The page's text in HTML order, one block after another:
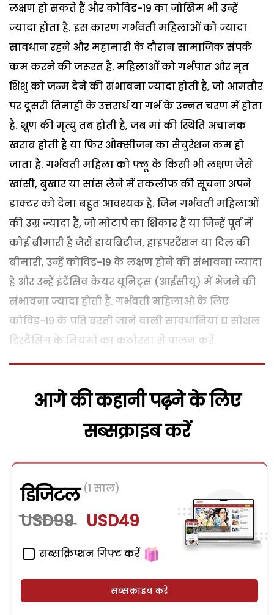
लक्षण हो सकते हैं और कोविड-19 का जोखिम भी उन्हें
ज्यादा होता है. इस कारण गर्भवती महिलाओं को ज्यादा
सावधान रहने और महामारी के दौरान सामाजिक संपर्क
कम करने की जरूरत है. महिलाओं को गर्भपात और मृत
शिशु को जन्म देने की संभावना ज्यादा होती है, जो आमतौर
पर दूसरी तिमाही के उत्तरार्ध या गर्भ के उन्नत चरण में होता
है. भ्रूण की मृत्यु तब होती है, जब मां की स्थिति अचानक
खराब होती है या फिर औक्सीजन का सैचुरेशन कम हो
जाता है. गर्भवती महिला को फ्लू के किसी भी लक्षण जैसे
खांसी, बुखार या सांस लेने में तकलीफ की सूचना अपने
डाक्टर को देना बहुत आवश्यक है. जिन गर्भवती महिलाओं
की उम्र ज्यादा है, जो मोटापे का शिकार हैं या जिन्हें पूर्व में
कोई बीमारी है जैसे डायबिटीज, हाइपरटैंशन या दिल की
बीमारी, उन्हें कोविड-19 के लक्षण होने की संभावना ज्यादा
है और उन्हें इंटैंसिव केयर यूनिट्स (आईसीयू) में भेजने की
संभावना ज्यादा होती है. गर्भवती महिलाओं के लिए
कोविड-19 के प्रति बरती जाने वाली सावधानियां द्य सोशल
डिस्टैंसिंग के नियमों का कठोरता से पालन करें.
आगे की कहानी पढ़ने के लिए
सब्सक्राइब करें
डिजिटल (1 साल)
USD99 USD49
सब्सक्रिप्शन गिफ्ट करें
सब्सक्राइब करें